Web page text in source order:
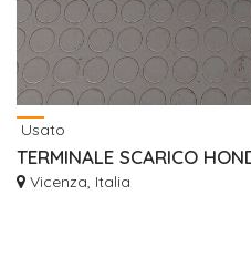
Usato
Vicenza, Italia